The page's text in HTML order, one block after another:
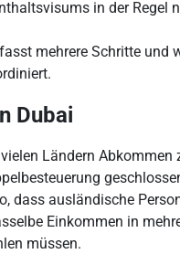
in der Regel
mehrere Schritte und
Dubai
Ländern Abkommen
dass ausländische
Einkommen in
müssen.